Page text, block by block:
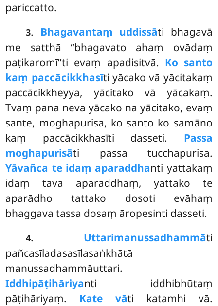
pariccatto.
3. Bhagavantaṃ uddissāti bhagavā
me satthā ‘‘bhagavato ahaṃ ovādaṃ
paṭikaromī’’ti evaṃ apadisitvā. Ko santo
kaṃ paccācikkhasīti yācako vā yācitakaṃ
paccācikkheyya, yācitako vā yācakaṃ.
Tvaṃ pana neva yācako na yācitako, evaṃ
sante, moghapurisa, ko santo ko samāno
kaṃ paccācikkhasīti dasseti. Passa
moghapurisāti passa tucchapurisa.
Yāvañca te idaṃ aparaddhanti yattakaṃ
idaṃ tava aparaddhaṃ, yattako te
aparādho tattako dosoti evāhaṃ
bhaggava tassa dosaṃ āropesinti dasseti.
4. Uttarimanussadhammāti
pañcasīladasasīlasaṅkhātā
manussadhammāuttari.
Iddhipāṭihāriyanti iddhibhūtaṃ
pāṭihāriyaṃ. Kate vāti katamhi vā.